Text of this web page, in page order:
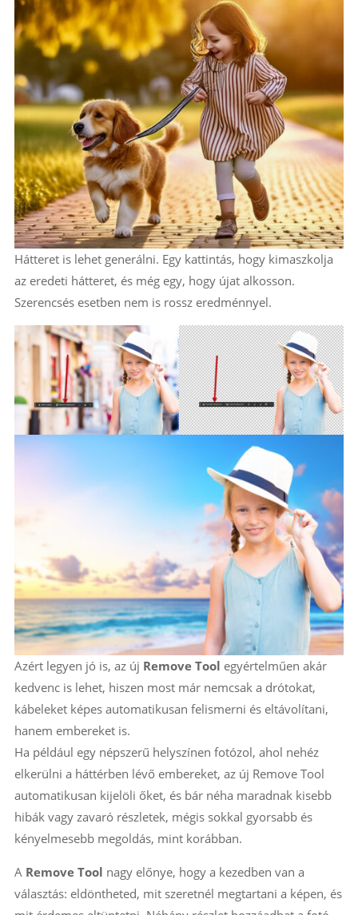
Hátteret is lehet generálni. Egy kattintás, hogy kimaszkolja
az eredeti hátteret, és még egy, hogy újat alkosson.
Szerencsés esetben nem is rossz eredménnyel.
Azért legyen jó is, az új Remove Tool egyértelműen akár
kedvenc is lehet, hiszen most már nemcsak a drótokat,
kábeleket képes automatikusan felismerni és eltávolítani,
hanem embereket is.
Ha például egy népszerű helyszínen fotózol, ahol nehéz
elkerülni a háttérben lévő embereket, az új Remove Tool
automatikusan kijelöli őket, és bár néha maradnak kisebb
hibák vagy zavaró részletek, mégis sokkal gyorsabb és
kényelmesebb megoldás, mint korábban.
A Remove Tool nagy előnye, hogy a kezedben van a
választás: eldöntheted, mit szeretnél megtartani a képen, és